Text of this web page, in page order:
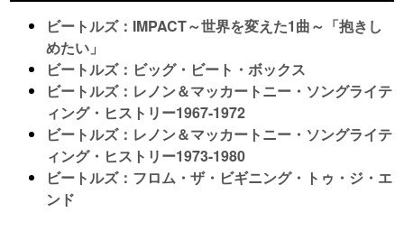
ビートルズ：IMPACT～世界を変えた1曲～「抱きし
めたい」
ビートルズ：ビッグ・ビート・ボックス
ビートルズ：レノン＆マッカートニー・ソングライテ
ィング・ヒストリー1967-1972
ビートルズ：レノン＆マッカートニー・ソングライテ
ィング・ヒストリー1973-1980
ビートルズ：フロム・ザ・ビギニング・トゥ・ジ・エ
ンド